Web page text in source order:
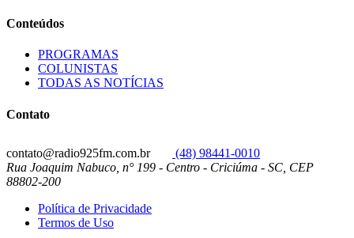
Conteúdos
PROGRAMAS
COLUNISTAS
TODAS AS NOTÍCIAS
Contato
contato@radio925fm.com.br
(48) 98441-0010
Rua Joaquim Nabuco, n° 199 - Centro - Criciúma - SC, CEP
88802-200
Política de Privacidade
Termos de Uso